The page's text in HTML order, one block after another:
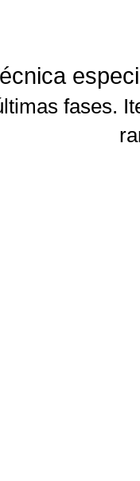
fases.